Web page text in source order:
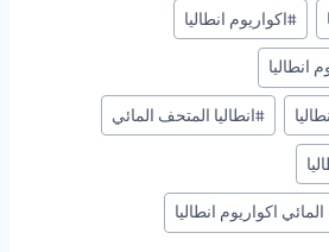
#اكواريوم انطاليا
انطاليا
#انطاليا المتحف المائي
اكواريوم انطاليا